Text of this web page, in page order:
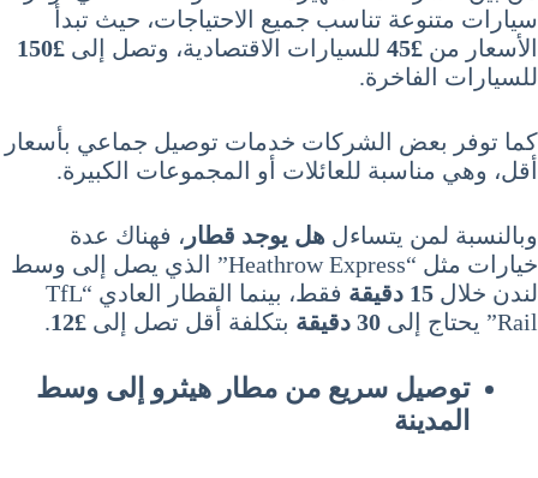
سيارات متنوعة تناسب جميع الاحتياجات، حيث تبدأ
الأسعار من £45 للسيارات الاقتصادية، وتصل إلى £150
للسيارات الفاخرة.
كما توفر بعض الشركات خدمات توصيل جماعي بأسعار
أقل، وهي مناسبة للعائلات أو المجموعات الكبيرة.
وبالنسبة لمن يتساءل هل يوجد قطار ، فهناك عدة
خيارات مثل “Heathrow Express” الذي يصل إلى وسط
لندن خلال 15 دقيقة
فقط، بينما القطار العادي “TfL
Rail” يحتاج إلى
30 دقيقة بتكلفة أقل تصل إلى £12
.
توصيل سريع من مطار هيثرو إلى وسط
المدينة